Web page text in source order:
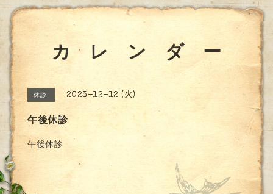
カ レ ン ダ ー
休診 2023-12-12 (火)
午後休診
午後休診